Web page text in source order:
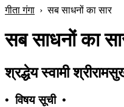
गीता गंगा ›सब साधनों का सार
सब साधनों का
श्रद्धेय स्वामी
• विषय सूची •